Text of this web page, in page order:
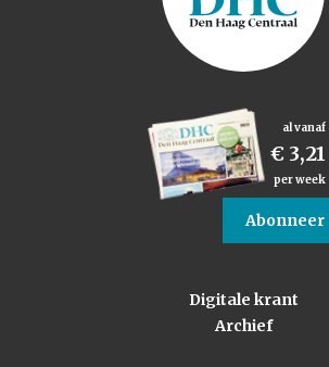
al vanaf
€ 3,21
per week
Abonneer
Digitale krant
Archief